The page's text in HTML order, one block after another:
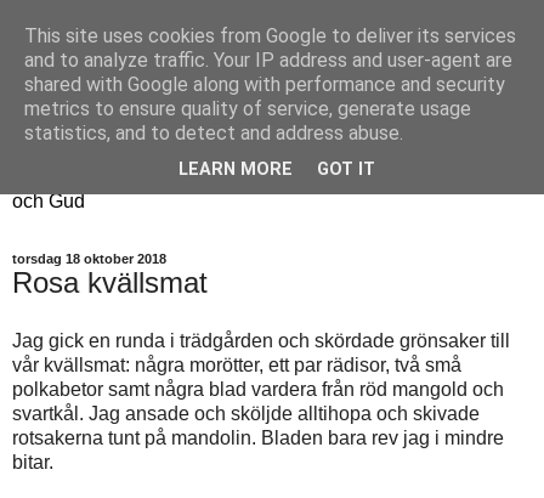
Fyren
Fyren finns för att sprida ljus i mörkret
För att påminna om guldkanterna i tillvaron
Här samsas jakt, hantverk, odling, och andra tankar om livet
och Gud
torsdag 18 oktober 2018
Rosa kvällsmat
Jag gick en runda i trädgården och skördade grönsaker till
vår kvällsmat: några morötter, ett par rädisor, två små
polkabetor samt några blad vardera från röd mangold och
svartkål. Jag ansade och sköljde alltihopa och skivade
rotsakerna tunt på mandolin. Bladen bara rev jag i mindre
bitar.
This site uses cookies from Google to deliver its services
and to analyze traffic. Your IP address and user-agent are
shared with Google along with performance and security
metrics to ensure quality of service, generate usage
statistics, and to detect and address abuse.
LEARN MORE GOT IT